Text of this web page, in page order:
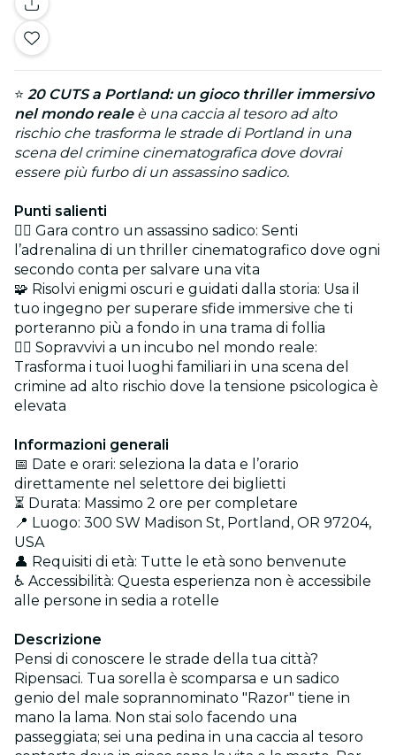
⭐ 20 CUTS a Portland: un gioco thriller immersivo
nel mondo realeè una caccia al tesoro ad alto
rischio che trasforma le strade di Portland in una
scena del crimine cinematografica dove dovrai
essere più furbo di un assassino sadico.
Punti salienti
🏃‍♂️ Gara contro un assassino sadico: Senti
l’adrenalina di un thriller cinematografico dove ogni
secondo conta per salvare una vita
🧩 Risolvi enigmi oscuri e guidati dalla storia: Usa il
tuo ingegno per superare sfide immersive che ti
porteranno più a fondo in una trama di follia
🕵️‍♂️ Sopravvivi a un incubo nel mondo reale:
Trasforma i tuoi luoghi familiari in una scena del
crimine ad alto rischio dove la tensione psicologica è
elevata
Informazioni generali
📅 Date e orari: seleziona la data e l’orario
direttamente nel selettore dei biglietti
⏳ Durata: Massimo 2 ore per completare
📍 Luogo: 300 SW Madison St, Portland, OR 97204,
USA
👤 Requisiti di età: Tutte le età sono benvenute
♿ Accessibilità: Questa esperienza non è accessibile
alle persone in sedia a rotelle
Descrizione
Pensi di conoscere le strade della tua città?
Ripensaci. Tua sorella è scomparsa e un sadico
genio del male soprannominato "Razor" tiene in
mano la lama. Non stai solo facendo una
passeggiata; sei una pedina in una caccia al tesoro